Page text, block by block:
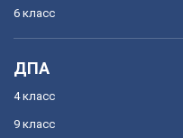
6 класс
ДПА
4 класс
9 класс